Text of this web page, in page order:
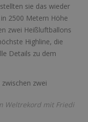
sie das wieder
2500 Metern Höhe
zwei Heißluftballons
Highline, die
Details zu dem
Weltrekord mit Friedi